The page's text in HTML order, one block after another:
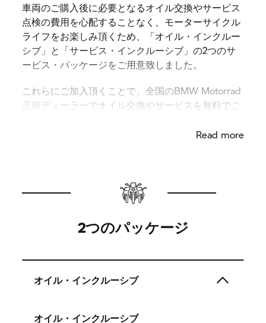
車両のご購入後に必要となるオイル交換やサービス
点検の費用を心配することなく、モーターサイクル
ライフをお楽しみ頂くため、「オイル・インクルー
シブ」と「サービス・インクルーシブ」の2つのサ
ービス・パッケージをご用意致しました。
これらにご加入頂くことで、全国のBMW Motorrad
正規ディーラーでオイル交換やサービスを無料でご
Read more
2つのパッケージ
オイル・インクルーシブ
オイル・インクルーシブ